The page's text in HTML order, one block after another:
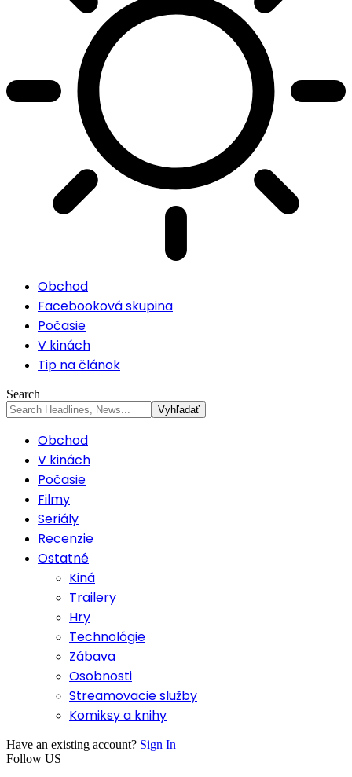
Obchod
Facebooková skupina
Počasie
V kinách
Tip na článok
Search
Obchod
V kinách
Počasie
Filmy
Seriály
Recenzie
Ostatné
Kiná
Trailery
Hry
Technológie
Zábava
Osobnosti
Streamovacie služby
Komiksy a knihy
Have an existing account? Sign In
Follow US